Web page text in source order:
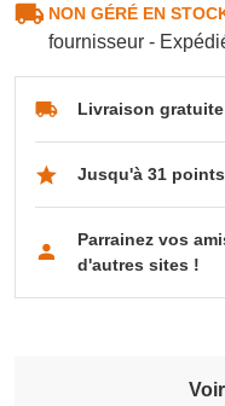
NON GÉRÉ EN
fournisseur -
Livraison
Jusqu'à 31
Parrainez vos
d'autres sites !